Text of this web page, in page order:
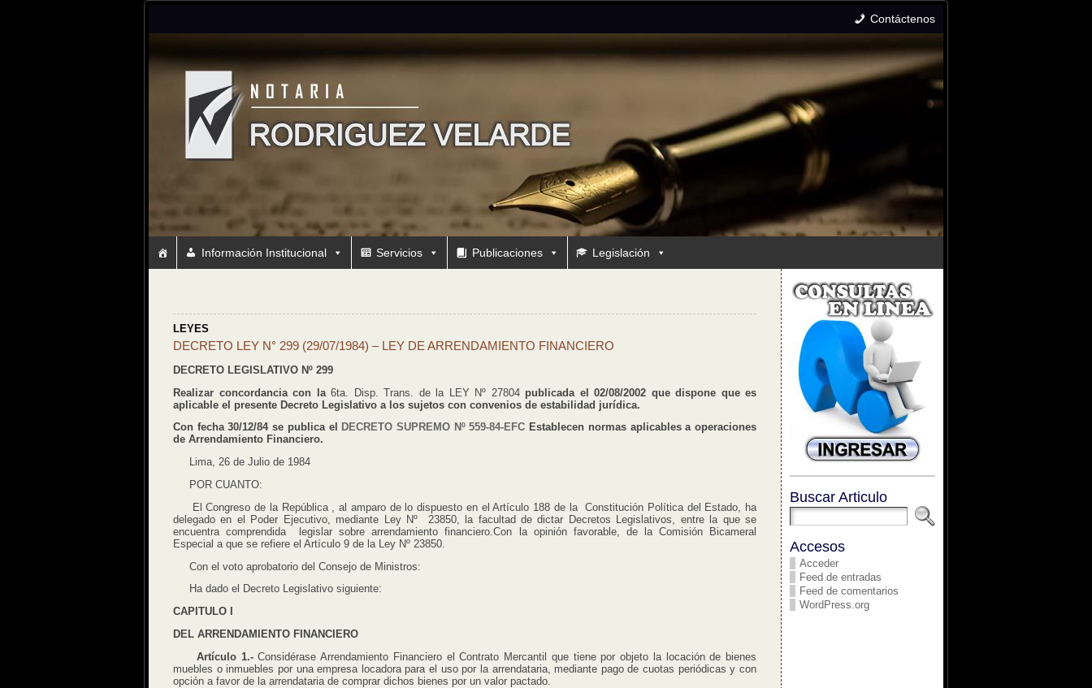
Contáctenos
Información Institucional Servicios Publicaciones Legislación
LEYES
DECRETO LEY N° 299 (29/07/1984) – LEY DE ARRENDAMIENTO FINANCIERO
DECRETO LEGISLATIVO Nº 299
Realizar concordancia con la 6ta. Disp. Trans. de la LEY Nº 27804publicada el 02/08/2002 que dispone que es
aplicable el presente Decreto Legislativo a los sujetos con convenios de estabilidad jurídica.
Con fecha 30/12/84 se publica el
DECRETO SUPREMO Nº 559-84-EFC Establecen normas aplicables a operaciones
de Arrendamiento Financiero.
Lima, 26 de Julio de 1984
POR CUANTO:
El Congreso de la República , al amparo de lo dispuesto en el Artículo 188 de la Constitución Política del Estado, ha
delegado en el Poder Ejecutivo, mediante Ley Nº 23850, la facultad de dictar Decretos Legislativos, entre la que se
encuentra comprendida legislar sobre arrendamiento financiero.Con la opinión favorable, de la Comisión Bicameral
Especial a que se refiere el Artículo 9 de la Ley Nº 23850.
Con el voto aprobatorio del Consejo de Ministros:
Ha dado el Decreto Legislativo siguiente:
CAPITULO I
DEL ARRENDAMIENTO FINANCIERO
Artículo 1.-Considérase Arrendamiento Financiero el Contrato Mercantil que tiene por objeto la locación de bienes
muebles o inmuebles por una empresa locadora para el uso por la arrendataria, mediante pago de cuotas periódicas y con
opción a favor de la arrendataria de comprar dichos bienes por un valor pactado.
Buscar Articulo
Accesos
Acceder
Feed de entradas
Feed de comentarios
WordPress.org